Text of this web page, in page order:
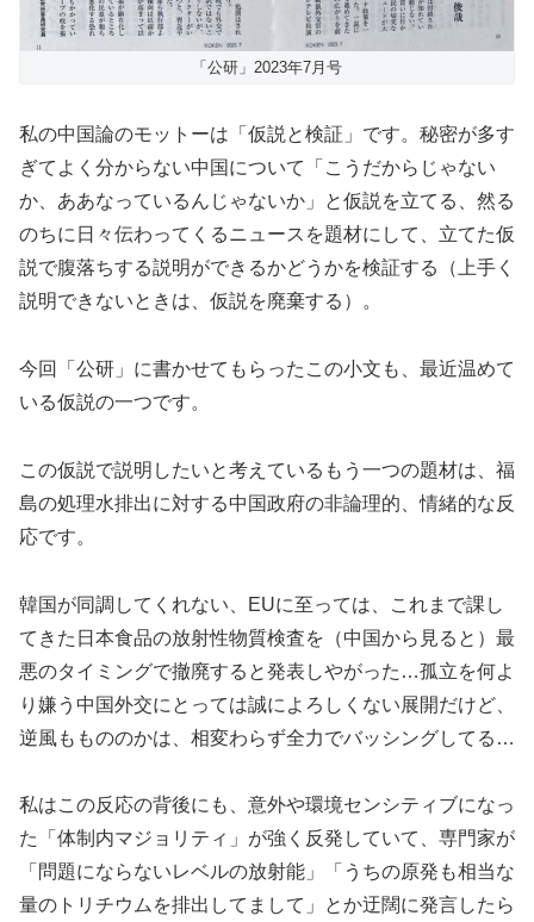
「公研」2023年7月号
私の中国論のモットーは「仮説と検証」です。秘密が多す
ぎてよく分からない中国について「こうだからじゃない
か、ああなっているんじゃないか」と仮説を立てる、然る
のちに日々伝わってくるニュースを題材にして、立てた仮
説で腹落ちする説明ができるかどうかを検証する（上手く
説明できないときは、仮説を廃棄する）。
今回「公研」に書かせてもらったこの小文も、最近温めて
いる仮説の一つです。
この仮説で説明したいと考えているもう一つの題材は、福
島の処理水排出に対する中国政府の非論理的、情緒的な反
応です。
韓国が同調してくれない、EUに至っては、これまで課し
てきた日本食品の放射性物質検査を（中国から見ると）最
悪のタイミングで撤廃すると発表しやがった…孤立を何よ
り嫌う中国外交にとっては誠によろしくない展開だけど、
逆風ももののかは、相変わらず全力でバッシングしてる…
私はこの反応の背後にも、意外や環境センシティブになっ
た「体制内マジョリティ」が強く反発していて、専門家が
「問題にならないレベルの放射能」「うちの原発も相当な
量のトリチウムを排出してまして」とか迂闊に発言したら